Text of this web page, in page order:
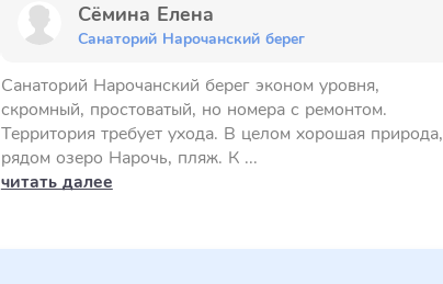
Сёмина Елена
Санаторий Нарочанский берег
Санаторий Нарочанский берег эконом уровня,
скромный, простоватый, но номера с ремонтом.
Территория требует ухода. В целом хорошая природа,
рядом озеро Нарочь, пляж. К ...
читать далее